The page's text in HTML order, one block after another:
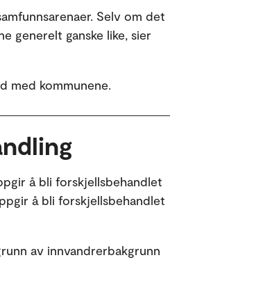
Selv om det
generelt ganske like, sier
med kommunene.
å bli forskjellsbehandlet
å bli forskjellsbehandlet
av innvandrerbakgrunn